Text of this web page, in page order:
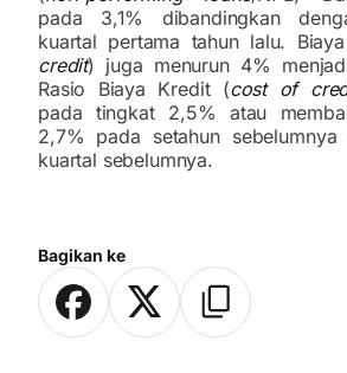
Bagikan ke
pada 3,1% dibandingkan
kuartal pertama tahun lalu.
credit) juga menurun 4%
Rasio Biaya Kredit (cost of
pada tingkat 2,5% atau
2,7% pada setahun
kuartal sebelumnya.